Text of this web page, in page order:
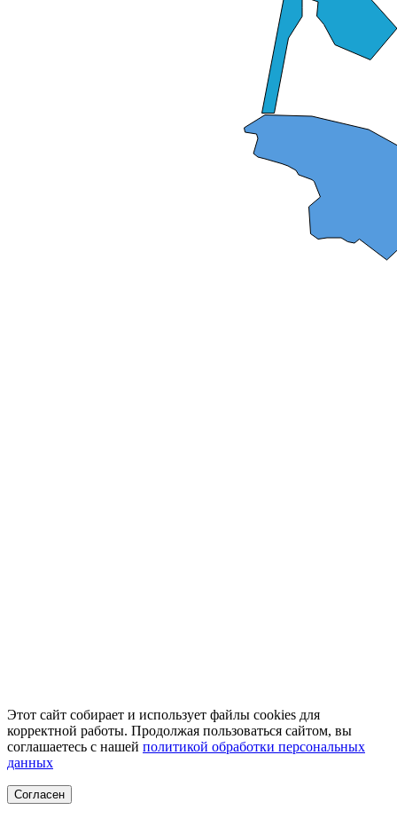
Этот сайт собирает и использует файлы cookies для
корректной работы. Продолжая пользоваться сайтом, вы
соглашаетесь с нашей политикой обработки персональных
данных
Согласен